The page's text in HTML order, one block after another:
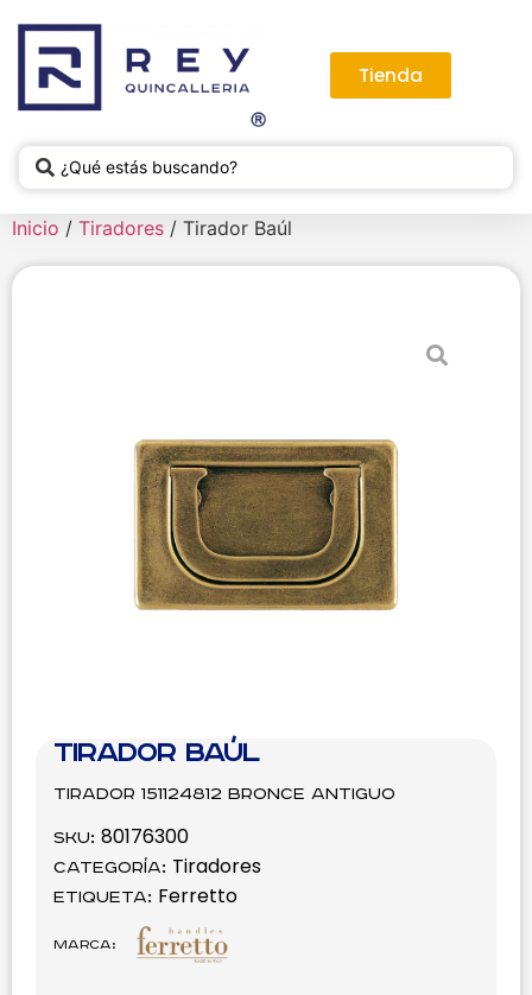
Tienda
Inicio / Tiradores / Tirador Baúl
Tirador Baúl
Tirador 151124812 Bronce Antiguo
SKU: 80176300
Categoría: Tiradores
Etiqueta: Ferretto
Marca: